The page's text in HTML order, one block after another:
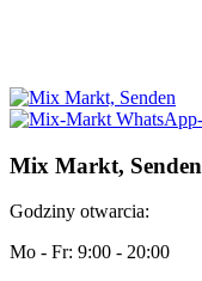
Mix Markt, Senden
Godziny otwarcia:
Mo - Fr: 9:00 - 20:00